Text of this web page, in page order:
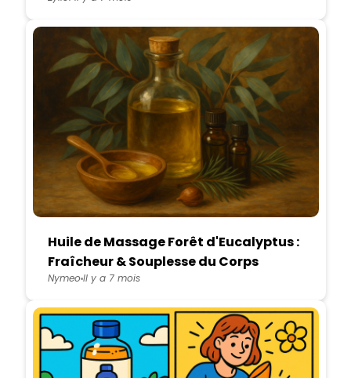
Huile de Massage Forêt d'Eucalyptus :
Fraîcheur & Souplesse du Corps
NymeoIl y a 7 mois